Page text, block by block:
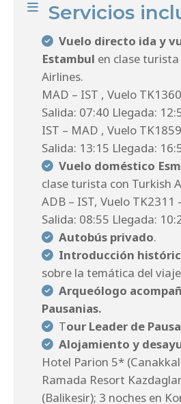
Servicios
Vuelo directo ida y
Estambul en clase
Airlines.
MAD – IST , Vuelo
Salida: 07:40 Llegada:
IST – MAD , Vuelo
Salida: 13:15 Llegada:
Vuelo doméstico
clase turista con Turkish
ADB – IST, Vuelo
Salida: 08:55 Llegada:
Autobús privado.
Introducción
sobre la temática del
Arqueólogo
Pausanias.
Tour Leader de
Alojamiento y
Hotel Parion 5*
Ramada Resort
(Balikesir); 3 noches en